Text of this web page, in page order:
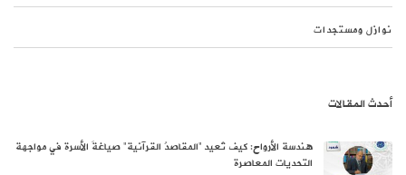
نوازل ومستجدات
أحدث المقالات
هندسة الأرواح: كيف تُعيد “المقاصدُ القرآنية” صياغةَ الأسرة في مواجهة
التحديات المعاصرة